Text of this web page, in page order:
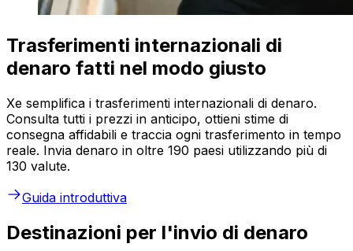
Trasferimenti internazionali di
denaro fatti nel modo giusto
Xe semplifica i trasferimenti internazionali di denaro.
Consulta tutti i prezzi in anticipo, ottieni stime di
consegna affidabili e traccia ogni trasferimento in tempo
reale. Invia denaro in oltre 190 paesi utilizzando più di
130 valute.
Guida introduttiva
Destinazioni per l'invio di denaro